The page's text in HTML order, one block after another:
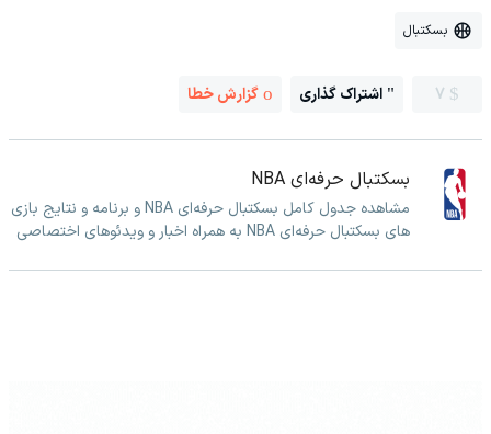
بسکتبال
7 اشتراک گذاری گزارش خطا
بسکتبال حرفه‌ای NBA
مشاهده جدول کامل بسکتبال حرفه‌ای NBA و برنامه و نتایج بازی
های بسکتبال حرفه‌ای NBA به همراه اخبار و ویدئوهای اختصاصی